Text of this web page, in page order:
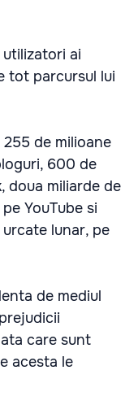
utilizatori ai
tot parcursul lui
de milioane
600 de
doua miliarde de
YouTube si
lunar, pe
de mediul
care sunt
acesta le